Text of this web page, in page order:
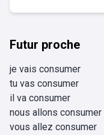
Futur proche
je vais consumer
tu vas consumer
il va consumer
nous allons consumer
vous allez consumer